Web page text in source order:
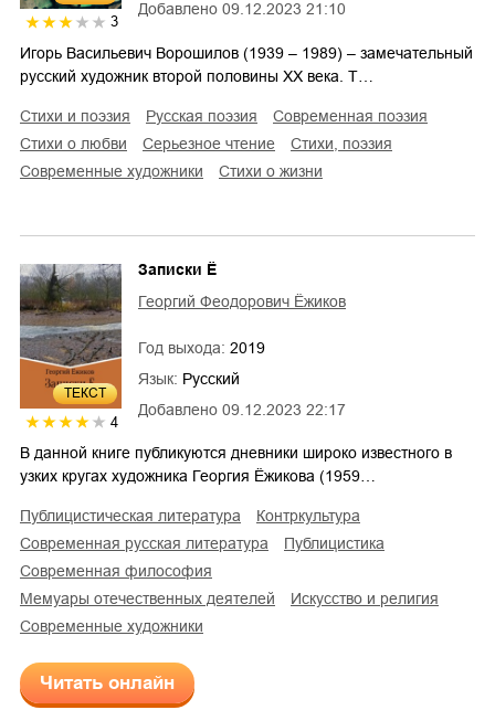
3
Добавлено 09.12.2023 21:10
Игорь Васильевич Ворошилов (1939 – 1989) – замечательный
русский художник второй половины ХХ века. Т…
стихи и поэзия русская поэзия
современная поэзия
стихи о любви
серьезное чтение
cтихи, поэзия
современные художники
стихи о жизни
ТЕКСТ
4
Добавлено 09.12.2023 22:17
Записки Ё
Георгий Феодорович Ёжиков
Год выхода: 2019
Язык: Русский
В данной книге публикуются дневники широко известного в
узких кругах художника Георгия Ёжикова (1959…
публицистическая литература
контркультура
современная русская литература
публицистика
современная философия
мемуары отечественных деятелей
искусство и религия
современные художники
Читать онлайн